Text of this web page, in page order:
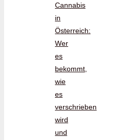
Cannabis
in
Österreich:
Wer
es
bekommt,
wie
es
verschrieben
wird
und